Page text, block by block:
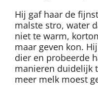
Hij gaf haar de
malste stro, water
niet te warm,
maar geven kon.
dier en probeerde
manieren duidelijk
meer melk moest